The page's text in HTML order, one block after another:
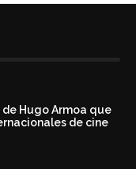
Hugo Armoa que
de cine